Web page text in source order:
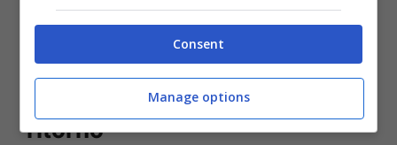
interrompevo l’allenamento e andavo in
bagno a sfogarmi e piangere”.
Le parole di Milik sul suo
ritorno
Consent
Manage options